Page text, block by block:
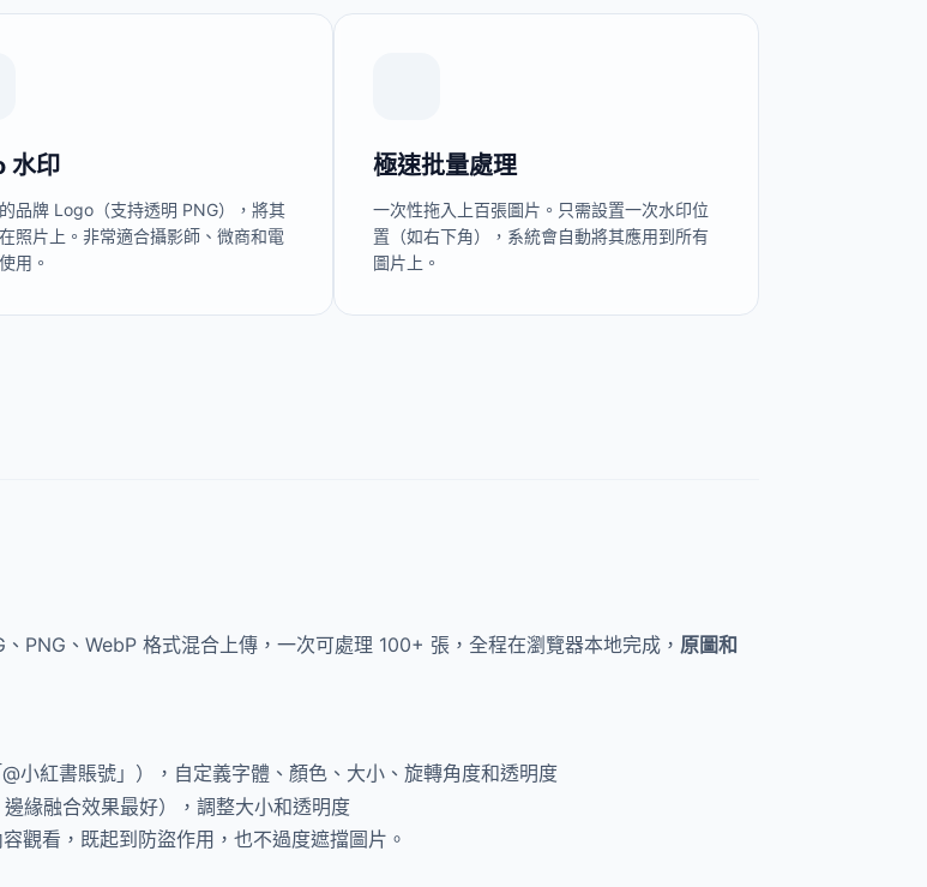
水印
的品牌 Logo（支持透明 PNG），將其
照片上。非常適合攝影師、微商和電
用。
極速批量處理
一次性拖入上百張圖片。只需設置一次水印位
置（如右下角），系統會自動將其應用到所有
圖片上。
PNG、WebP 格式混合上傳，一次可處理 100+ 張，全程在瀏覽器本地完成， 原圖和
紅書賬號」），自定義字體、顏色、大小、旋轉角度和透明度
緣融合效果最好），調整大小和透明度
看，既起到防盜作用，也不過度遮擋圖片。